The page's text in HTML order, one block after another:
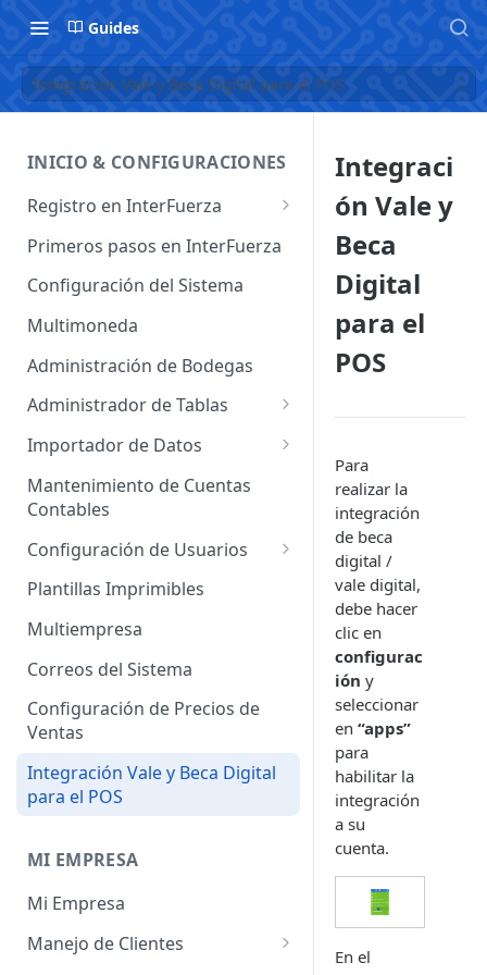
Guides
Integración Vale y Beca Digital para el POS
INICIO & CONFIGURACIONES
Registro en InterFuerza
Iniciar Sesión en InterFuerza
Recuperar Contraseña
Cómo pagar en línea sus
Primeros pasos en InterFuerza
Configuración del Sistema
Multimoneda
Administración de Bodegas
Administrador de Tablas
Administrador de Tablas de
Clientes
Administrador de Tablas para
Administrador de Tablas para
CRM
Administrador de Tablas para
Impuestos
Inventario
Sistema
Administrador de Tablas de
Importador de Datos
Importador de Cuentas
Contables
Importador de Clientes
Importador de Proveedores
Importador de Productos
Importador de Activos Fijos
Importador de Lista de Precios
Importador de Ajuste de
Inventario
Importador de Prospectos
Cobrar
Importador de Cuentas por
Pagar
Mantenimiento de Cuentas
Contables
Configuración de Usuarios
Permisos de Usuarios
Usuarios Invitados
Perfil de Usuario
Cómo eliminar usuarios
Plantillas Imprimibles
Multiempresa
Correos del Sistema
Configuración de Precios de
Ventas
Integración Vale y Beca Digital
para el POS
MI EMPRESA
Mi Empresa
Manejo de Clientes
Integraci
ón Vale y
Beca
Digital
para el
POS
Para
realizar la
integración
de beca
digital /
vale digital,
debe hacer
clic en
configurac
ión y
seleccionar
en “apps”
para
habilitar la
integración
a su
cuenta.
En el